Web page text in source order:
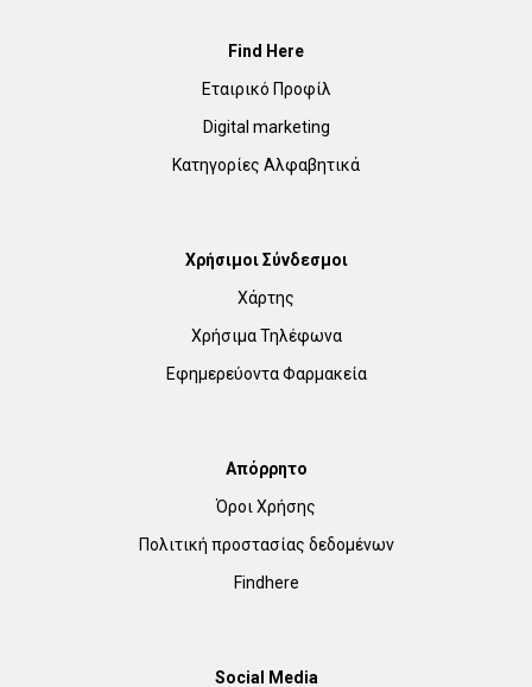
Find Here
Εταιρικό Προφίλ
Digital marketing
Κατηγορίες Αλφαβητικά
Χρήσιμοι Σύνδεσμοι
Χάρτης
Χρήσιμα Τηλέφωνα
Εφημερεύοντα Φαρμακεία
Απόρρητο
Όροι Χρήσης
Πολιτική προστασίας δεδομένων
Findhere
Social Media